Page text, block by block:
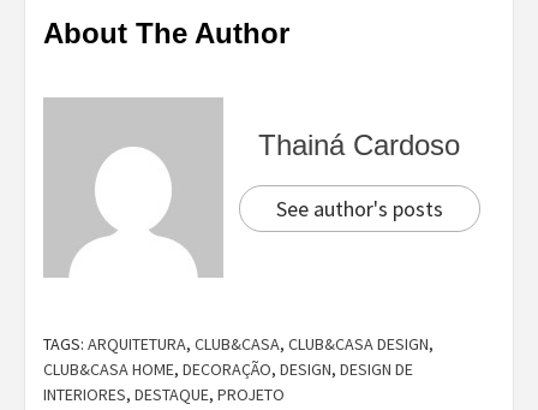
About The Author
Thainá Cardoso
See author's posts
TAGS: ARQUITETURA, CLUB&CASA, CLUB&CASA DESIGN,
CLUB&CASA HOME, DECORAÇÃO, DESIGN, DESIGN DE
INTERIORES, DESTAQUE, PROJETO